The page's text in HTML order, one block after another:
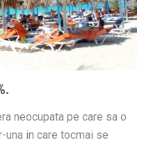
neocupata pe care sa o
una in care tocmai se